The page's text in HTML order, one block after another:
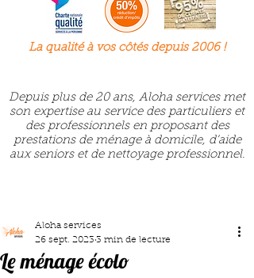
La qualité à voscôtés depuis 2006 !
Depuis plus de 20 ans, Aloha services met
son expertise au service des particuliers et
des professionnels en proposant des
prestations de ménage à domicile, d’aide
aux seniors et de nettoyage professionnel.
Le ménage écolo
Aloha services
26 sept. 2023 3 min de lecture